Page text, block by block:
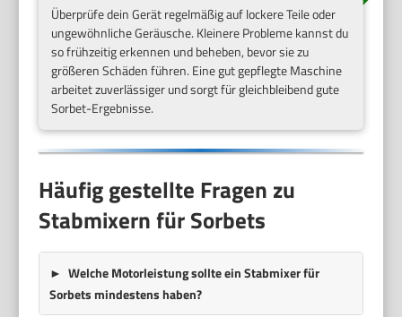
Überprüfe dein Gerät regelmäßig auf lockere Teile oder
ungewöhnliche Geräusche. Kleinere Probleme kannst du
so frühzeitig erkennen und beheben, bevor sie zu
größeren Schäden führen. Eine gut gepflegte Maschine
arbeitet zuverlässiger und sorgt für gleichbleibend gute
Sorbet-Ergebnisse.
Häufig gestellte Fragen zu
Stabmixern für Sorbets
Welche Motorleistung sollte ein Stabmixer für
Sorbets mindestens haben?